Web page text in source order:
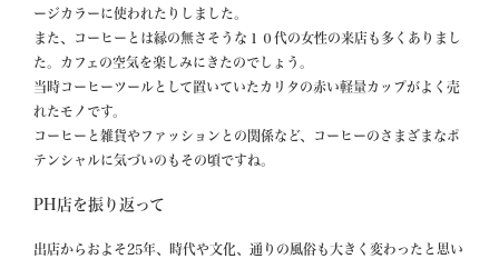
ージカラーに使われたりしました。
また、コーヒーとは縁の無さそうな１０代の女性の来店も多くありまし
た。カフェの空気を楽しみにきたのでしょう。
当時コーヒーツールとして置いていたカリタの赤い軽量カップがよく売
れたモノです。
コーヒーと雑貨やファッションとの関係など、コーヒーのさまざまなポ
テンシャルに気づいのもその頃ですね。
PH店を振り返って
出店からおよそ25年、時代や文化、通りの風俗も大きく変わったと思い